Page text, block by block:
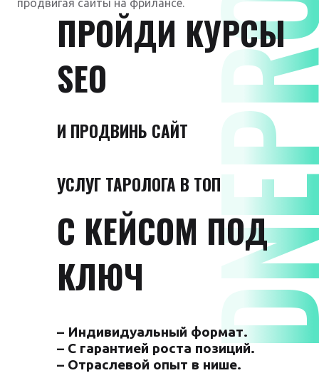
продвигая сайты на фрилансе.
ПРОЙДИ КУРСЫ
SEO
И ПРОДВИНЬ САЙТ
УСЛУГ ТАРОЛОГА В ТОП
С КЕЙСОМ ПОД
КЛЮЧ
– Индивидуальный формат.
– С гарантией роста позиций.
– Отраслевой опыт в нише.